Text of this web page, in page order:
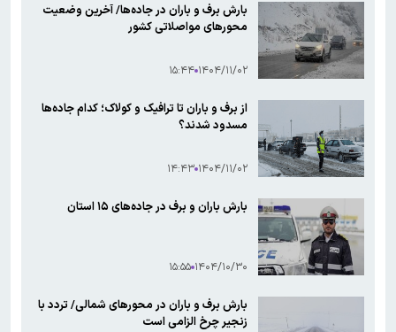
بارش برف و باران در جاده‌ها/ آخرین وضعیت
محورهای مواصلاتی کشور
۱۴۰۴/۱۱/۰۲ ۱۵:۴۴
از برف و باران تا ترافیک و کولاک؛ کدام جاده‌ها
مسدود شدند؟
۱۴۰۴/۱۱/۰۲ ۱۴:۴۳
بارش باران و برف در جاده‌های ۱۵ استان
۱۴۰۴/۱۰/۳۰ ۱۵:۵۵
بارش برف و باران در محورهای شمالی/ تردد با
زنجیر چرخ الزامی است